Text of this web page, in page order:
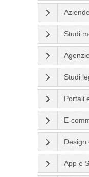
Studi
Studi
Portali
E-
Design
App e